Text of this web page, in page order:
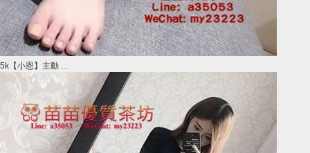
5k【小恩】主動 ...